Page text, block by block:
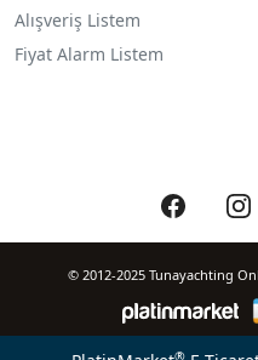
Alışveriş Listem
Fiyat Alarm Listem
© 2012-2025 Tunayachting
®